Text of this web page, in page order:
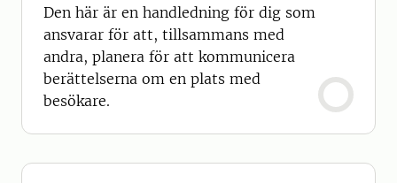
Den här är en handledning för dig som
ansvarar för att, tillsammans med
andra, planera för att kommunicera
berättelserna om en plats med
besökare.